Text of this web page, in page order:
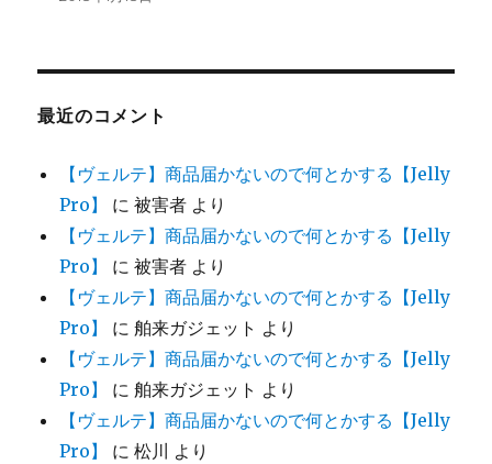
最近のコメント
【ヴェルテ】商品届かないので何とかする【Jelly
Pro】
に被害者 より
【ヴェルテ】商品届かないので何とかする【Jelly
Pro】
に被害者 より
【ヴェルテ】商品届かないので何とかする【Jelly
Pro】
に舶来ガジェット より
【ヴェルテ】商品届かないので何とかする【Jelly
Pro】
に舶来ガジェット より
【ヴェルテ】商品届かないので何とかする【Jelly
Pro】
に松川 より